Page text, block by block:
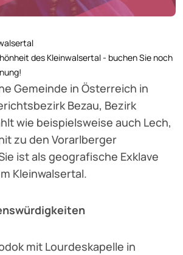
des Kleinwalsertal - buchen Sie noch
Gemeinde in Österreich in
Bezau, Bezirk
wie beispielsweise auch Lech,
zu den Vorarlberger
ist als geografische Exklave
Kleinwalsertal.
mit Lourdeskapelle in